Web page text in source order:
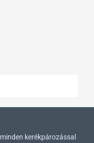
kerékpározással